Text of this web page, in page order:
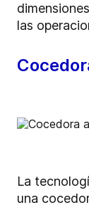
las
La
una